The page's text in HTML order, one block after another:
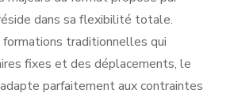
dans sa flexibilité totale.
formations traditionnelles qui
fixes et des déplacements, le
parfaitement aux contraintes